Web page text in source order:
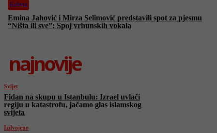
Kultura
Emina Jahović i Mirza Selimović predstavili spot za pjesmu
“Ništa ili sve”: Spoj vrhunskih vokala
najnovije
Svijet
Fidan na skupu u Istanbulu: Izrael uvlači
regiju u katastrofu, jačamo glas islamskog
svijeta
Izdvojeno